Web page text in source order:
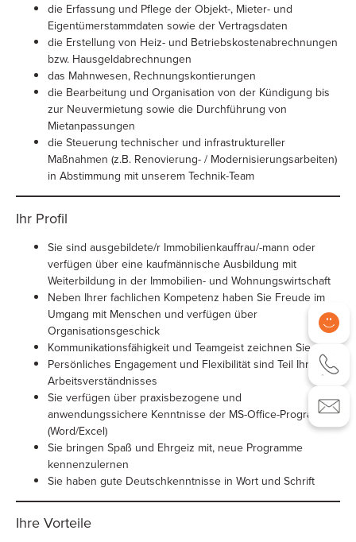
die Erfassung und Pflege der Objekt-, Mieter- und
Eigentümerstammdaten sowie der Vertragsdaten
die Erstellung von Heiz- und Betriebskostenabrechnungen
bzw. Hausgeldabrechnungen
das Mahnwesen, Rechnungskontierungen
die Bearbeitung und Organisation von der Kündigung bis
zur Neuvermietung sowie die Durchführung von
Mietanpassungen
die Steuerung technischer und infrastruktureller
Maßnahmen (z.B. Renovierung- / Modernisierungsarbeiten)
in Abstimmung mit unserem Technik-Team
Ihr Profil
Sie sind ausgebildete/r Immobilienkauffrau/-mann oder
verfügen über eine kaufmännische Ausbildung mit
Weiterbildung in der Immobilien- und Wohnungswirtschaft
Neben Ihrer fachlichen Kompetenz haben Sie Freude im
Umgang mit Menschen und verfügen über
Organisationsgeschick
Kommunikationsfähigkeit und Teamgeist zeichnen Sie aus
Persönliches Engagement und Flexibilität sind Teil Ihres
Arbeitsverständnisses
Sie verfügen über praxisbezogene und
anwendungssichere Kenntnisse der MS-Office-Programme
(Word/Excel)
Sie bringen Spaß und Ehrgeiz mit, neue Programme
kennenzulernen
Sie haben gute Deutschkenntnisse in Wort und Schrift
Ihre Vorteile